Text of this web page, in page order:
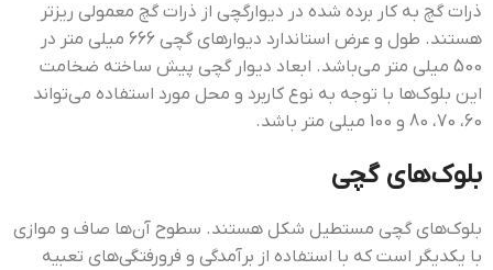
ذرات گچ به کار برده شده در دیوارگچی از ذرات گچ معمولی ریزتر
هستند. طول و عرض استاندارد دیوارهای گچی 666 میلی متر در
500 میلی متر می‌باشد. ابعاد دیوار گچی پیش ساخته ضخامت
این بلوک‌ها با توجه به نوع کاربرد و محل مورد استفاده می‌تواند
60، 70، 80 و 100 میلی متر باشد.
بلوک‌های گچی
بلوک‌های گچی مستطیل شکل هستند. سطوح آن‌ها صاف و موازی
با یکدیگر است که با استفاده از برآمدگی و فرورفتگی‌های تعبیه